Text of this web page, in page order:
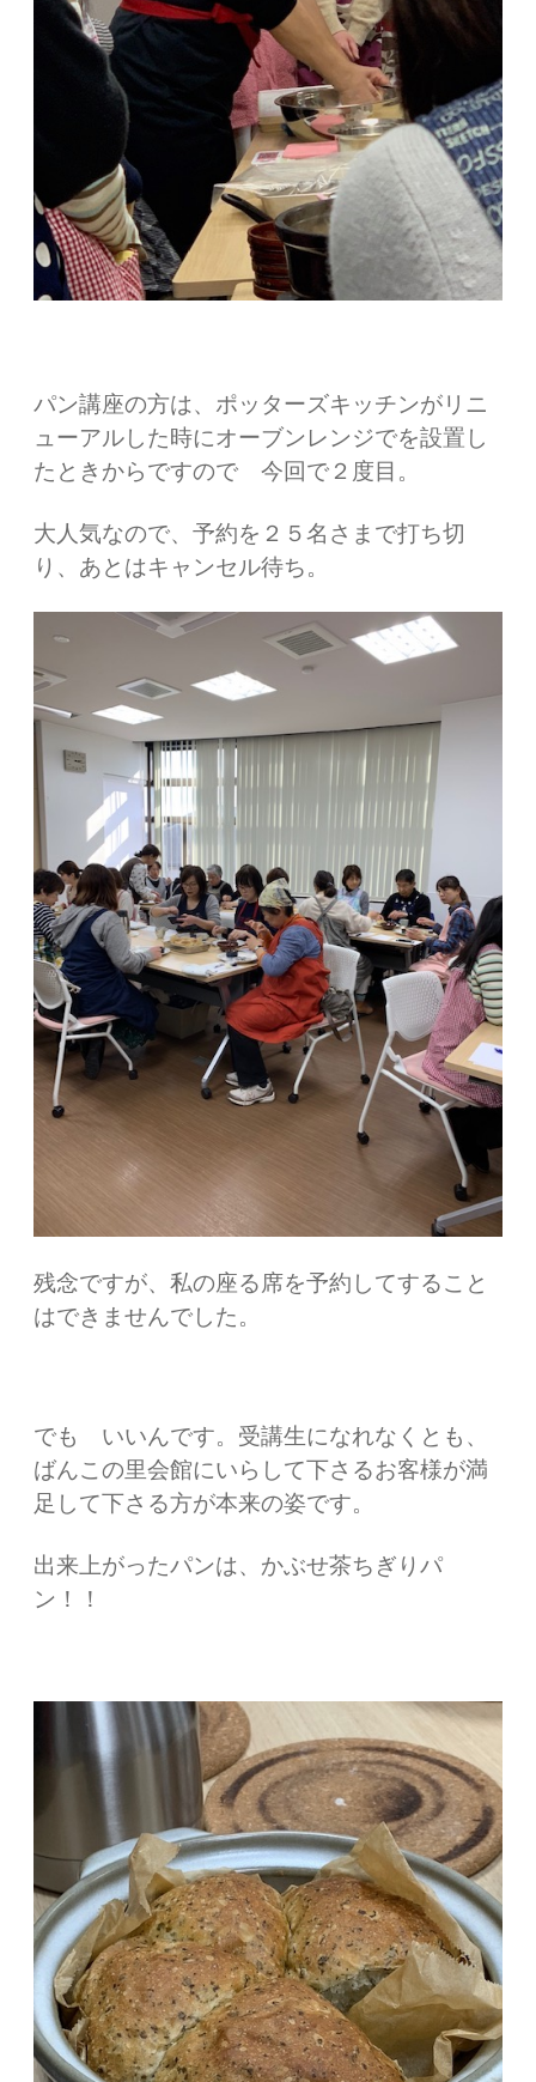
パン講座の方は、ポッターズキッチンがリニ
ューアルした時にオーブンレンジでを設置し
たときからですので 今回で２度目。
大人気なので、予約を２５名さまで打ち切
り、あとはキャンセル待ち。
残念ですが、私の座る席を予約してすること
はできませんでした。
でも いいんです。受講生になれなくとも、
ばんこの里会館にいらして下さるお客様が満
足して下さる方が本来の姿です。
出来上がったパンは、かぶせ茶ちぎりパ
ン！！